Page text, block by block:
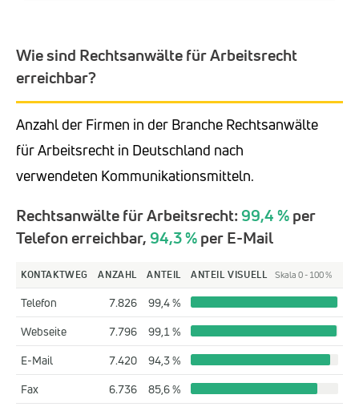
Wie sind Rechtsanwälte für Arbeitsrecht
erreichbar?
Anzahl der Firmen in der Branche Rechtsanwälte
für Arbeitsrecht in Deutschland nach
verwendeten Kommunikationsmitteln.
Rechtsanwälte für Arbeitsrecht:99,4 %per
Telefon erreichbar,94,3 %per E-Mail
KONTAKTWEG ANZAHL ANTEIL ANTEIL VISUELL Skala 0 - 100 %
Telefon 7.826
99,4 %
Webseite
7.796
99,1 %
E-Mail
7.420
94,3 %
Fax
6.736 85,6 %